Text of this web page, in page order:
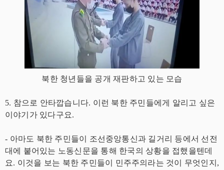
북한 청년들을 공개 재판하고 있는 모습
5. 참으로 안타깝습니다. 이런 북한 주민들에게 알리고 싶은
이야기가 있다구요.
- 아마도 북한 주민들이 조선중앙통신과 길거리 등에서 선전
대에 붙어있는 노동신문을 통해 한국의 상황을 접했을텐데
요. 이것을 보는 북한 주민들이 민주주의라는 것이 무엇인지,